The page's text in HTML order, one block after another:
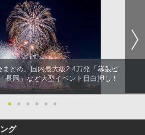
とめ。国内最大級2.4万発「幕張ビ
長岡」など大型イベント目白押し！
● ● ● ● ● ●
グ